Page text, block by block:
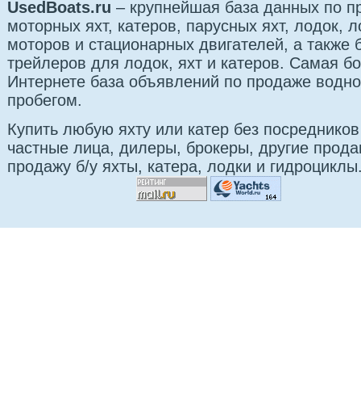
UsedBoats.ru – крупнейшая база данных по
моторных яхт, катеров, парусных яхт, лодок,
моторов и стационарных двигателей, а также
трейлеров для лодок, яхт и катеров. Самая
Интернете база объявлений по продаже
пробегом.
Купить любую яхту или катер без
частные лица, дилеры, брокеры, другие
продажу б/у яхты, катера, лодки и